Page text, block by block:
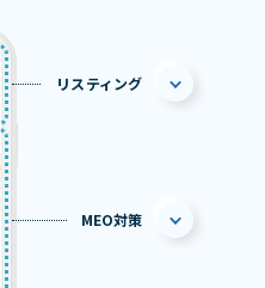
リスティング
MEO対策